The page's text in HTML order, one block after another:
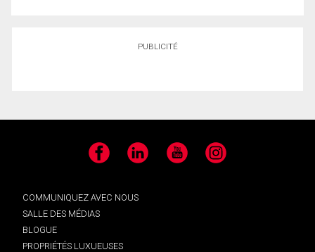
PUBLICITÉ
Facebook LinkedIn YouTube Instagram
COMMUNIQUEZ AVEC NOUS
SALLE DES MÉDIAS
BLOGUE
PROPRIÉTÉS LUXUEUSES